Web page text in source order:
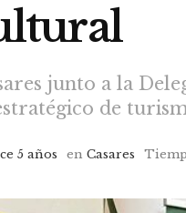
junto a la
de
5 años en Casares